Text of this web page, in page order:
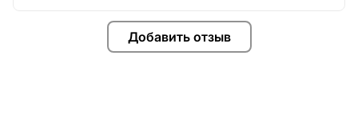
За дополнительную плату мы можем добавить любой
текст, изображение, логотип вашей компании или
Добавить отзыв